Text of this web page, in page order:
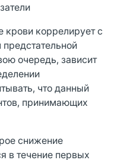
крови коррелирует с
очередь, зависит
что данный
принимающих
снижение
в течение первых